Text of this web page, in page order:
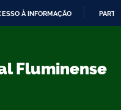
À INFORMAÇÃO
Fluminense